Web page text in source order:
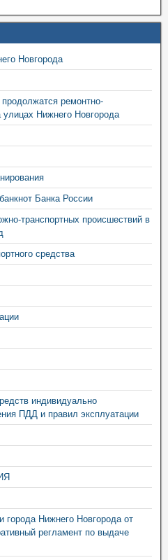
Новгорода
ремонтно-
улицах Нижнего Новгорода
Банка России
транспортных происшествий в
средства
индивидуально
ПДД и правил эксплуатации
города Нижнего Новгорода от
регламент по выдаче